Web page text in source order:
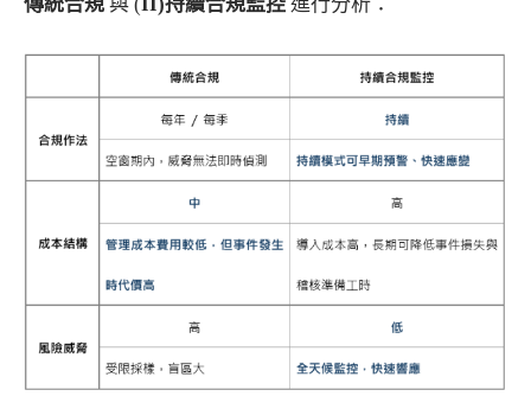
傳統合規 與 (II)持續合規監控 進行分析：